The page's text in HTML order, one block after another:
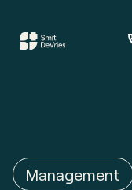
Management